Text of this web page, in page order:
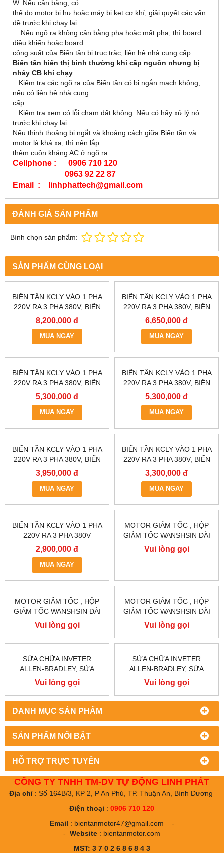
DANH MỤC SẢN PHẨM
SẢN PHẨM NỔI BẬT
HỖ TRỢ TRỰC TUYẾN
W. Nếu cân bằng, có
thể do motor bị hư hoặc máy bị kẹt cơ khí, giải quyết các vấn
đề trước khi chạy lại.
Nếu ngõ ra không cân bằng pha hoặc mất pha, thì board
điều khiển hoặc board
công suất của Biến tần bị trục trặc, liên hệ nhà cung cấp.
Biến tần hiển thị bình thường khi cấp nguồn nhưng bị
nhảy CB khi chạy:
Kiểm tra các ngõ ra của Biến tần có bị ngắn mạch không,
nếu có liên hệ nhà cung
cấp.
Kiểm tra xem có lỗi chạm đất không. Nếu có hãy xử lý nó
trước khi chạy lại.
Nếu thỉnh thoảng bị ngắt và khoảng cách giữa Biến tần và
motor là khá xa, thì nên lắp
thêm cuộn kháng AC ở ngõ ra.
Cellphone : 0906 710 120
0963 92 22 87
Email : linhphattech@gmail.com
ĐÁNH GIÁ SẢN PHẨM
Bình chọn sản phẩm:
SẢN PHẨM CÙNG LOẠI
BIẾN TẦN KCLY VÀO 1 PHA
220V RA 3 PHA 380V, BIẾN
TẦN KCLY KOC600-011GT3-
B
8,200,000 đ
MUA NGAY
BIẾN TẦN KCLY VÀO 1 PHA
220V RA 3 PHA 380V, BIẾN
TẦN KCLY KOC600-
7R5GT3-B
6,650,000 đ
MUA NGAY
BIẾN TẦN KCLY VÀO 1 PHA
220V RA 3 PHA 380V, BIẾN
TẦN KCLY KOC600-
5R5GT3-B
5,300,000 đ
MUA NGAY
BIẾN TẦN KCLY VÀO 1 PHA
220V RA 3 PHA 380V, BIẾN
TẦN KCLY KOC600-
3R7GT3-B
5,300,000 đ
MUA NGAY
BIẾN TẦN KCLY VÀO 1 PHA
220V RA 3 PHA 380V, BIẾN
TẦN KCLY KOC600-
2R2GT3-B
3,950,000 đ
MUA NGAY
BIẾN TẦN KCLY VÀO 1 PHA
220V RA 3 PHA 380V, BIẾN
TẦN KCLY KOC600-
1R5GT3-B
3,300,000 đ
MUA NGAY
BIẾN TẦN KCLY VÀO 1 PHA
220V RA 3 PHA 380V
0.75KW, BIẾN TẦN KCLY
KOC600-R75GT3-B
2,900,000 đ
MUA NGAY
MOTOR GIẢM TỐC , HỘP
GIẢM TỐC WANSHSIN ĐÀI
LOAN GH40-2200-3S /
2.2KW 2200W 3HP
Vui lòng gọi
MOTOR GIẢM TỐC , HỘP
GIẢM TỐC WANSHSIN ĐÀI
LOAN 1.5KW 1500W 2HP AC
BA PHA 220 V / 380V
Vui lòng gọi
MOTOR GIẢM TỐC , HỘP
GIẢM TỐC WANSHSIN ĐÀI
LOAN 1.5KW 1500W 2HP AC
BA PHA 220 V / 380V
Vui lòng gọi
SỬA CHỮA INVETER
ALLEN-BRADLEY, SỬA
CHỮA ALLEN-BRADLEY
POWER FLEX 755
Vui lòng gọi
SỬA CHỮA INVETER
ALLEN-BRADLEY, SỬA
CHỮA ALLEN-BRADLEY
POWER FLEX 753
Vui lòng gọi
CÔNG TY TNHH TM-DV TỰ ĐỘNG LINH PHÁT
Địa chỉ: Số 164B/3, KP 2, P An Phú, TP. Thuận An, Bình Dương
Điện thoại : 0906 710 120
Email : bientanmotor47@gmail.com -
- Website : bientanmotor.com
MST: 3 7 0 2 6 8 6 8 4 3